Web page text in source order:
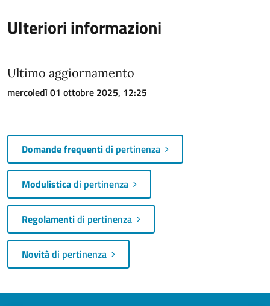
Ulteriori informazioni
Ultimo aggiornamento
mercoledì 01 ottobre 2025, 12:25
Domande frequentidi pertinenza
Modulisticadi pertinenza
Regolamentidi pertinenza
Novitàdi pertinenza